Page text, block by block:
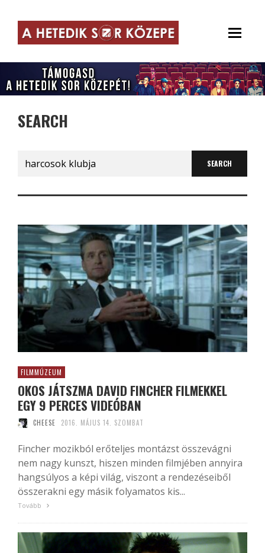
SEARCH
Search
for:
FILMMÚZEUM
OKOS JÁTSZMA DAVID FINCHER FILMEKKEL
EGY 9 PERCES VIDEÓBAN
CHEESE 2016. MÁJUS 14. SZOMBAT
Fincher mozikból erőteljes montázst összevágni
nem nagy kunszt, hiszen minden filmjében annyira
hangsúlyos a képi világ, viszont a rendezéseiből
összerakni egy másik folyamatos kis...
Tovább